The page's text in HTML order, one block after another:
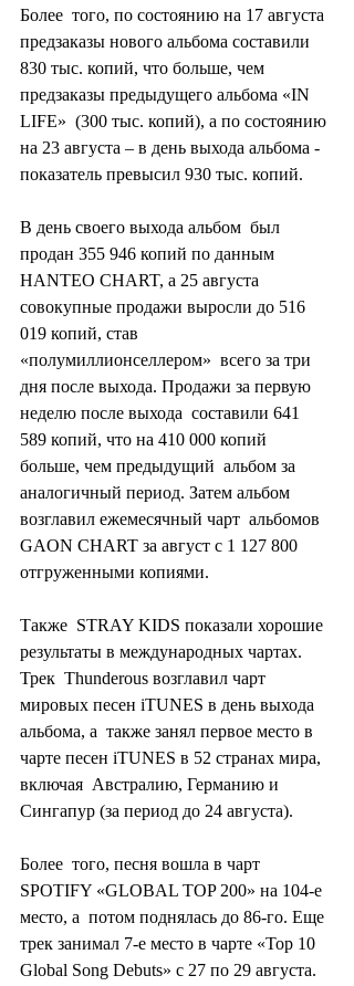
Более  того, по состоянию на 17 августа
предзаказы нового альбома составили
830 тыс. копий, что больше, чем
предзаказы предыдущего альбома «IN
LIFE»  (300 тыс. копий), а по состоянию
на 23 августа – в день выхода альбома -
показатель превысил 930 тыс. копий.
В день своего выхода альбом  был
продан 355 946 копий по данным
HANTEO CHART, а 25 августа
совокупные продажи выросли до 516
019 копий, став
«полумиллионселлером»  всего за три
дня после выхода. Продажи за первую
неделю после выхода  составили 641
589 копий, что на 410 000 копий
больше, чем предыдущий  альбом за
аналогичный период. Затем альбом
возглавил ежемесячный чарт  альбомов
GAON CHART за август с 1 127 800
отгруженными копиями.
Также  STRAY KIDS показали хорошие
результаты в международных чартах.
Трек  Thunderous возглавил чарт
мировых песен iTUNES в день выхода
альбома, а  также занял первое место в
чарте песен iTUNES в 52 странах мира,
включая  Австралию, Германию и
Сингапур (за период до 24 августа).
Более  того, песня вошла в чарт
SPOTIFY «GLOBAL TOP 200» на 104-е
место, а  потом поднялась до 86-го. Еще
трек занимал 7-е место в чарте «Top 10
Global Song Debuts» с 27 по 29 августа.